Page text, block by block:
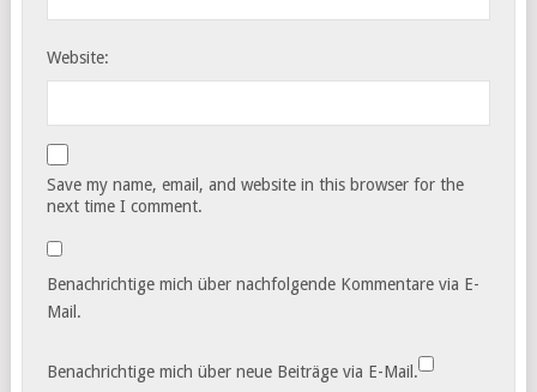
Website:
Save my name, email, and website in this browser for the
next time I comment.
Benachrichtige mich über nachfolgende Kommentare via E-
Mail.
Benachrichtige mich über neue Beiträge via E-Mail.